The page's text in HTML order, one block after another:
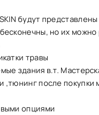
будут представлены
но их можно
травы
здания в.т.
,тюнинг после покупки
опциями